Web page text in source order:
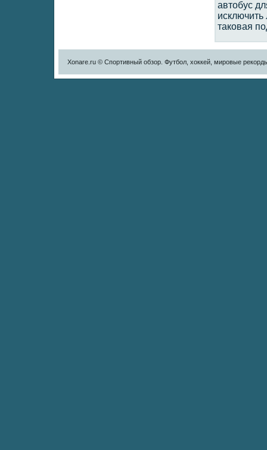
автобус
таковая
Xonare.ru © Спортивный обзор. Футбол, хоккей, мировые